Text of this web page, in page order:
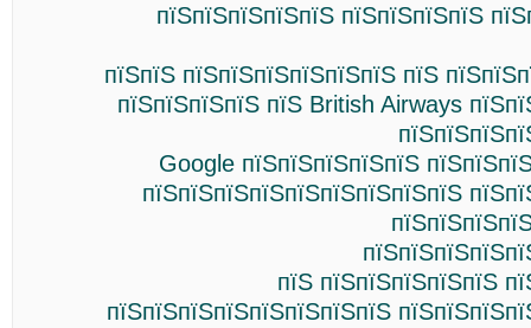
пїЅпїЅпїЅпїЅпїЅ пїЅпїЅпїЅпїЅ
пїЅпїЅ пїЅпїЅпїЅпїЅпїЅпїЅ пїЅ
пїЅпїЅпїЅпїЅ пїЅ British Airways
Google пїЅпїЅпїЅпїЅпїЅ
пїЅпїЅпїЅпїЅпїЅпїЅпїЅпїЅпїЅ
пїЅ пїЅпїЅпїЅпїЅпїЅ
пїЅпїЅпїЅпїЅпїЅпїЅпїЅпїЅ